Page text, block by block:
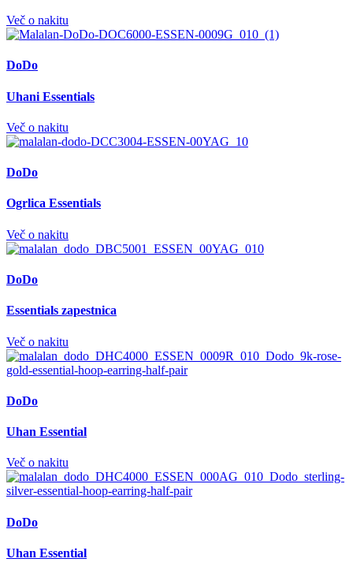
Več o nakitu
DoDo
Uhani Essentials
Več o nakitu
DoDo
Ogrlica Essentials
Več o nakitu
DoDo
Essentials zapestnica
Več o nakitu
DoDo
Uhan Essential
Več o nakitu
DoDo
Uhan Essential